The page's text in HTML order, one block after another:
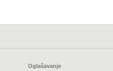
Oglašavanje